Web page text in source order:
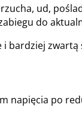
ud,
do
bardziej
po